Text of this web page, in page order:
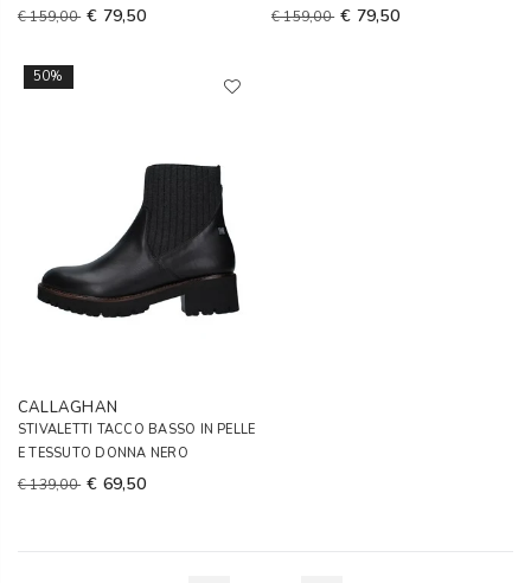
€ 159,00 € 79,50 € 159,00 € 79,50
50%
CALLAGHAN
STIVALETTI TACCO BASSO IN PELLE
E TESSUTO DONNA NERO
€ 139,00 € 69,50